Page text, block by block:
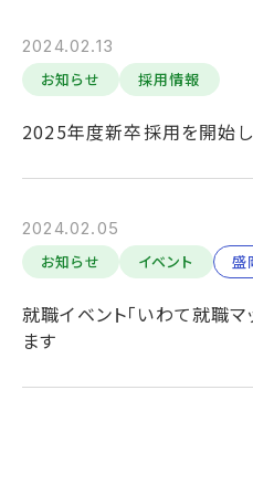
2024.02.13
お知らせ
採用情報
2025年度新卒採用を開始
2024.02.05
お知らせ
イベント 盛
就職イベント「いわて就職
ます